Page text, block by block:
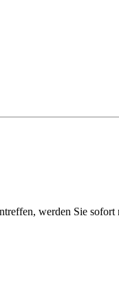
werden Sie